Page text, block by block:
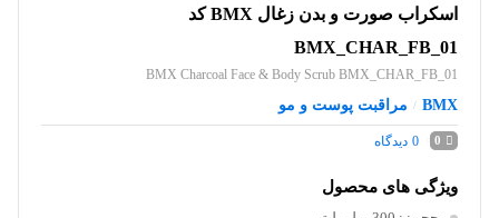
اسکراب صورت و بدن زغال BMX کد
BMX_CHAR_FB_01
BMX Charcoal Face & Body Scrub BMX_CHAR_FB_01
BMX
/ مراقبت پوست و مو
0
0 دیدگاه
ویژگی های محصول